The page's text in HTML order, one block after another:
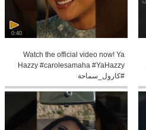
0:40
Watch the official video now! Ya
Hazzy #carolesamaha #YaHazzy
#كارول_سماحة